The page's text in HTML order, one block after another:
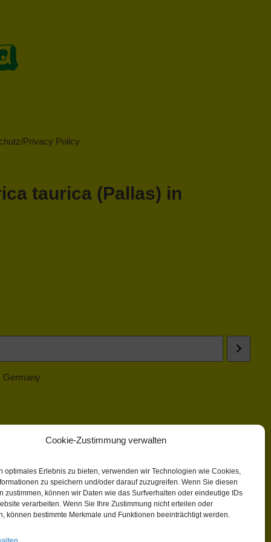
Cookie-Zustimmung verwalten
optimales Erlebnis zu bieten, verwenden wir Technologien wie Cookies,
zu speichern und/oder darauf zuzugreifen. Wenn Sie diesen
zustimmen, können wir Daten wie das Surfverhalten oder eindeutige IDs
verarbeiten. Wenn Sie Ihre Zustimmung nicht erteilen oder
können bestimmte Merkmale und Funktionen beeinträchtigt werden.
Privacy Policy
taurica (Pallas) in
Germany